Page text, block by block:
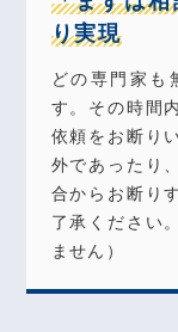
り実現
どの専門家も
す。その時間
依頼をお断り
外であったり
合からお断り
了承ください
ません）